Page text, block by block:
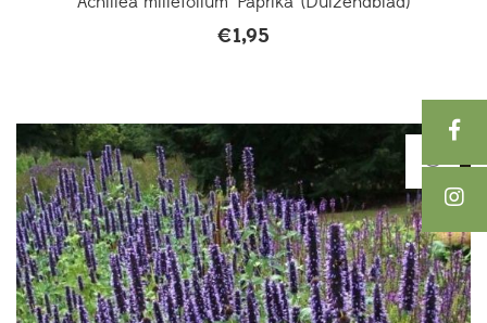
€1,95